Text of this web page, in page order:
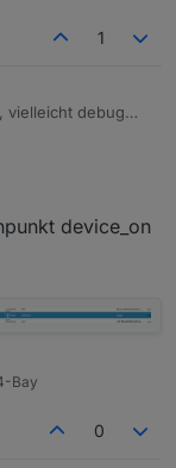
ist das? Ich habe
1
vielleicht debug
device_on
Bay
0